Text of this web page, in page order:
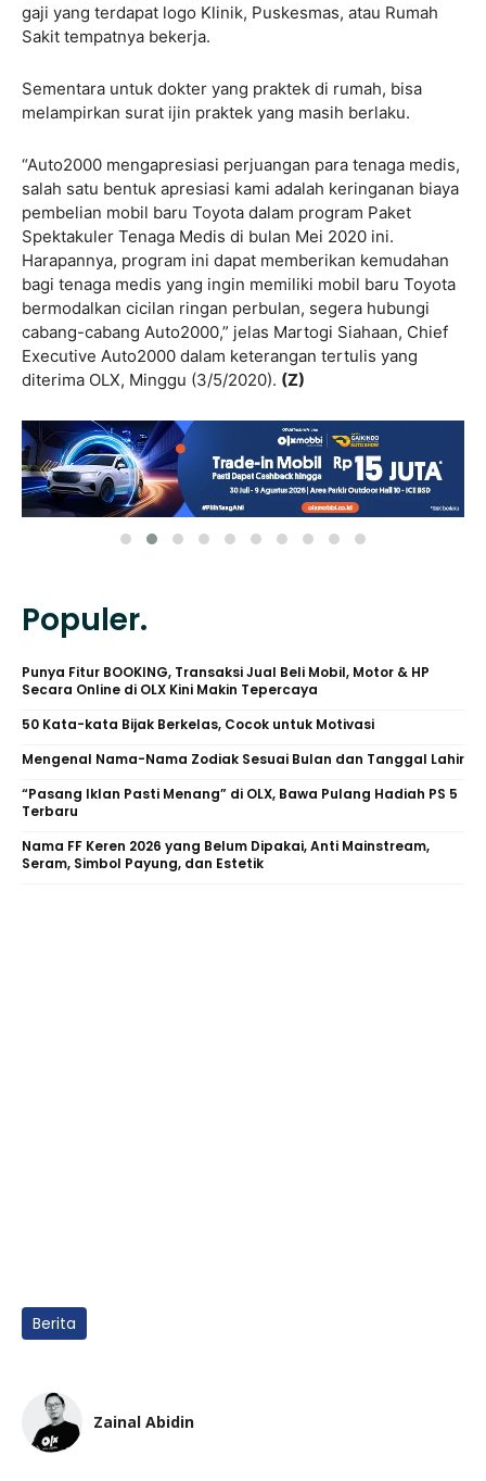
gaji yang terdapat logo Klinik, Puskesmas, atau Rumah
Sakit tempatnya bekerja.
Sementara untuk dokter yang praktek di rumah, bisa
melampirkan surat ijin praktek yang masih berlaku.
“Auto2000 mengapresiasi perjuangan para tenaga medis,
salah satu bentuk apresiasi kami adalah keringanan biaya
pembelian mobil baru Toyota dalam program Paket
Spektakuler Tenaga Medis di bulan Mei 2020 ini.
Harapannya, program ini dapat memberikan kemudahan
bagi tenaga medis yang ingin memiliki mobil baru Toyota
bermodalkan cicilan ringan perbulan, segera hubungi
cabang-cabang Auto2000,” jelas Martogi Siahaan, Chief
Executive Auto2000 dalam keterangan tertulis yang
diterima OLX, Minggu (3/5/2020). (Z)
Populer.
Punya Fitur BOOKING, Transaksi Jual Beli Mobil, Motor & HP
Secara Online di OLX Kini Makin Tepercaya
50 Kata-kata Bijak Berkelas, Cocok untuk Motivasi
Mengenal Nama-Nama Zodiak Sesuai Bulan dan Tanggal Lahir
“Pasang Iklan Pasti Menang” di OLX, Bawa Pulang Hadiah PS 5
Terbaru
Nama FF Keren 2026 yang Belum Dipakai, Anti Mainstream,
Seram, Simbol Payung, dan Estetik
Berita
Zainal Abidin